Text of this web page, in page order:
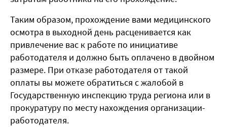
Таким образом, прохождение вами медицинского
осмотра в выходной день расценивается как
привлечение вас к работе по инициативе
работодателя и должно быть оплачено в двойном
размере. При отказе работодателя от такой
оплаты вы можете обратиться с жалобой в
Государственную инспекцию труда региона или в
прокуратуру по месту нахождения организации-
работодателя.